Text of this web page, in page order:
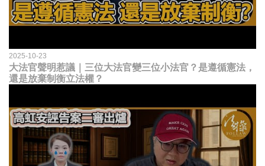
2025-10-23
大法官聲明惹議｜三位大法官變三位小法官？是遵循憲法，
還是放棄制衡立法權？